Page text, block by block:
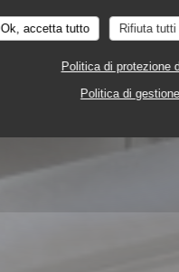
Ok, accetta tutto Rifiuta
Politica di protezione
Politica di